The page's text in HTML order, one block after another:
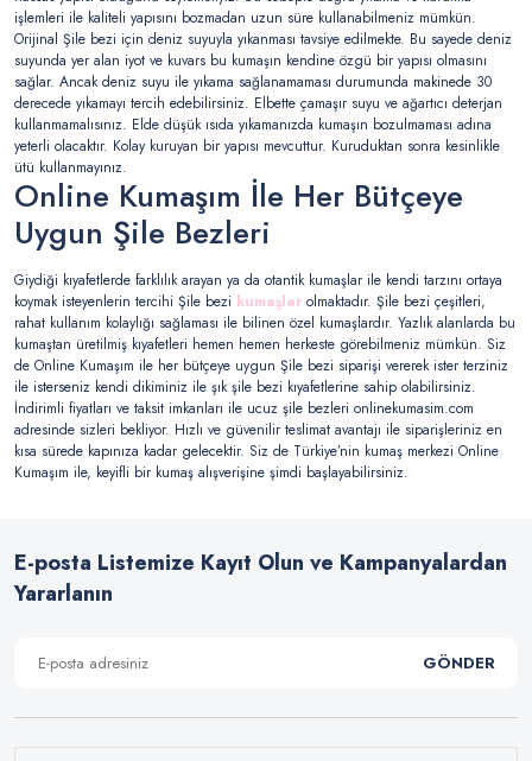
işlemleri ile kaliteli yapısını bozmadan uzun süre kullanabilmeniz mümkün.
Orijinal Şile bezi için deniz suyuyla yıkanması tavsiye edilmekte. Bu sayede deniz
suyunda yer alan iyot ve kuvars bu kumaşın kendine özgü bir yapısı olmasını
sağlar. Ancak deniz suyu ile yıkama sağlanamaması durumunda makinede 30
derecede yıkamayı tercih edebilirsiniz. Elbette çamaşır suyu ve ağartıcı deterjan
kullanmamalısınız. Elde düşük ısıda yıkamanızda kumaşın bozulmaması adına
yeterli olacaktır. Kolay kuruyan bir yapısı mevcuttur. Kuruduktan sonra kesinlikle
ütü kullanmayınız.
Online Kumaşım İle Her Bütçeye
Uygun Şile Bezleri
Giydiği kıyafetlerde farklılık arayan ya da otantik kumaşlar ile kendi tarzını ortaya
koymak isteyenlerin tercihi Şile bezi kumaşlar olmaktadır. Şile bezi çeşitleri,
rahat kullanım kolaylığı sağlaması ile bilinen özel kumaşlardır. Yazlık alanlarda bu
kumaştan üretilmiş kıyafetleri hemen hemen herkeste görebilmeniz mümkün. Siz
de Online Kumaşım ile her bütçeye uygun Şile bezi siparişi vererek ister terziniz
ile isterseniz kendi dikiminiz ile şık şile bezi kıyafetlerine sahip olabilirsiniz.
İndirimli fiyatları ve taksit imkanları ile ucuz şile bezleri onlinekumasim.com
adresinde sizleri bekliyor. Hızlı ve güvenilir teslimat avantajı ile siparişleriniz en
kısa sürede kapınıza kadar gelecektir. Siz de Türkiye’nin kumaş merkezi Online
Kumaşım ile, keyifli bir kumaş alışverişine şimdi başlayabilirsiniz.
E-posta Listemize Kayıt Olun ve Kampanyalardan
Yararlanın
GÖNDER